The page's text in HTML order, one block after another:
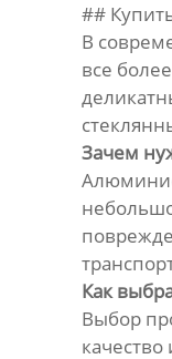
##
В
все
Зачем
Как
Выбор